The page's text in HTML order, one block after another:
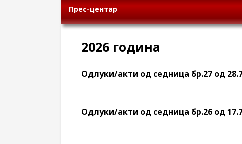
Прес-центар
2026 година
Oдлуки/акти од седница бр.27 од
Oдлуки/акти од седница бр.26 од